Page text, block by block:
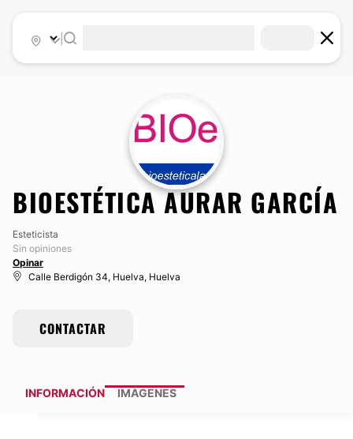
BIOESTÉTICA AURAR GARCÍA
Esteticista
Sin opiniones
Opinar
Calle Berdigón 34, Huelva, Huelva
CONTACTAR
INFORMACIÓN IMÁGENES